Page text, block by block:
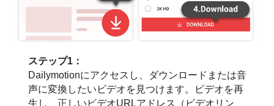
ステップ1：
Dailymotionにアクセスし、ダウンロードまたは音
声に変換したいビデオを見つけます。ビデオを再
生し、正しいビデオURLアドレス（ビデオリン